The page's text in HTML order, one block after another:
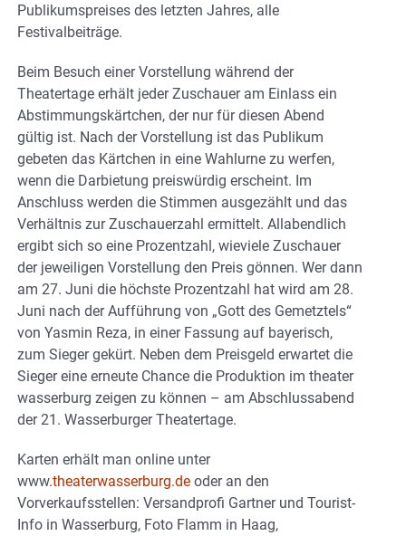
Publikumspreises des letzten Jahres, alle
Festivalbeiträge.
Beim Besuch einer Vorstellung während der
Theatertage erhält jeder Zuschauer am Einlass ein
Abstimmungskärtchen, der nur für diesen Abend
gültig ist. Nach der Vorstellung ist das Publikum
gebeten das Kärtchen in eine Wahlurne zu werfen,
wenn die Darbietung preiswürdig erscheint. Im
Anschluss werden die Stimmen ausgezählt und das
Verhältnis zur Zuschauerzahl ermittelt. Allabendlich
ergibt sich so eine Prozentzahl, wieviele Zuschauer
der jeweiligen Vorstellung den Preis gönnen. Wer dann
am 27. Juni die höchste Prozentzahl hat wird am 28.
Juni nach der Aufführung von „Gott des Gemetztels“
von Yasmin Reza, in einer Fassung auf bayerisch,
zum Sieger gekürt. Neben dem Preisgeld erwartet die
Sieger eine erneute Chance die Produktion im theater
wasserburg zeigen zu können – am Abschlussabend
der 21. Wasserburger Theatertage.
Karten erhält man online unter
www.theaterwasserburg.de oder an den
Vorverkaufsstellen: Versandprofi Gartner und Tourist-
Info in Wasserburg, Foto Flamm in Haag,